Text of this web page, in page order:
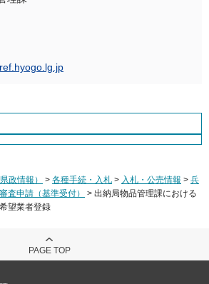
政情報） > 各種手続・入札 > 入札・公売情報 > 兵
査申請（基準受付）
> 出納局物品管理課における
望業者登録
PAGE TOP